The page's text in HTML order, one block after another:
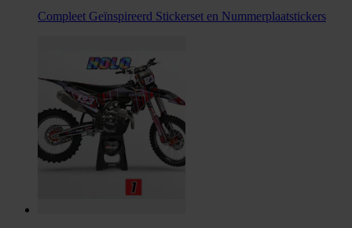
Compleet Geïnspireerd Stickerset en Nummerplaatstickers